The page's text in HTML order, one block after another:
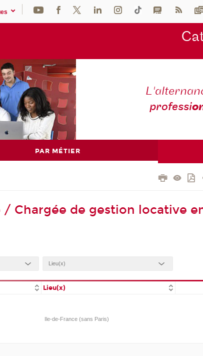
professi
PAR MÉTIER
Chargée de gestion locative
Lieu(x)
Ile-de-France (sans Paris)